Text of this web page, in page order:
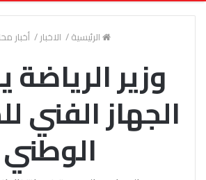
الرئيسية/ الاخبار/ أخبار
وزير
الجهاز الفني
الوطني